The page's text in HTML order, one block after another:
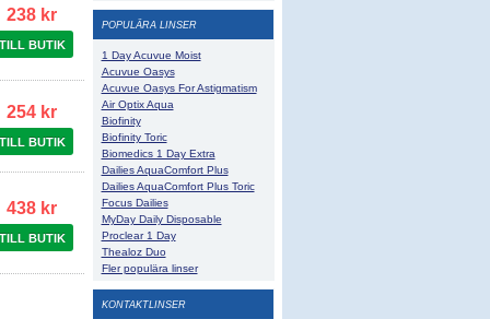
238 kr
TILL BUTIK
254 kr
TILL BUTIK
438 kr
TILL BUTIK
POPULÄRA LINSER
1 Day Acuvue Moist
Acuvue Oasys
Acuvue Oasys For Astigmatism
Air Optix Aqua
Biofinity
Biofinity Toric
Biomedics 1 Day Extra
Dailies AquaComfort Plus
Dailies AquaComfort Plus Toric
Focus Dailies
MyDay Daily Disposable
Proclear 1 Day
Thealoz Duo
Fler populära linser
KONTAKTLINSER